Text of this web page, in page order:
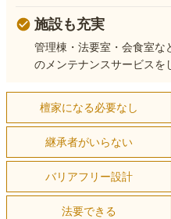
施設も充実
管理棟・法要室・会食室な
のメンテナンスサービスを
檀家になる必要なし
継承者がいらない
バリアフリー設計
法要できる